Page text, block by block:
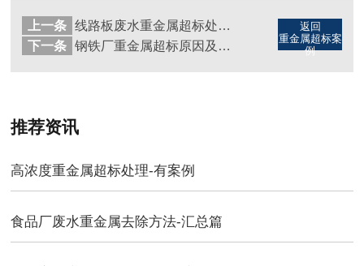
返回
重金属超标案
例
上一条
线路板废水重金属超标处理-有案例
下一条
钢铁厂重金属超标原因及处理方法
推荐资讯
高浓度重金属超标处理-有案例
食品厂废水重金属去除方法-汇总篇